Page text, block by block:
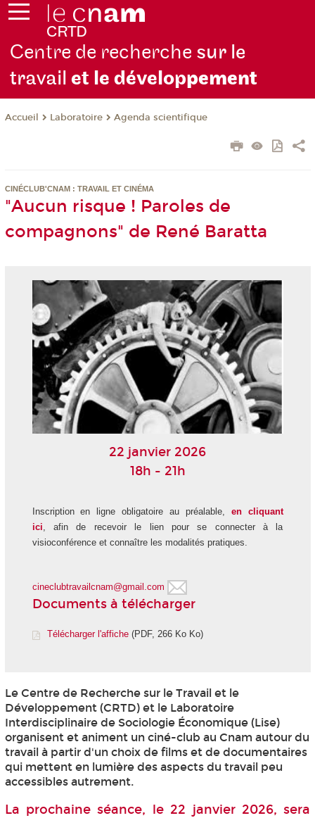
Centre de recherche sur le
travailet le développement
Accueil Laboratoire Agenda scientifique
CINÉCLUB'CNAM : TRAVAIL ET CINÉMA
"Aucun risque ! Paroles de
compagnons" de René Baratta
22 janvier 2026
18h - 21h
Inscription en ligne obligatoire au préalable, en cliquant
ici, afin de recevoir le lien pour se connecter à la
visioconférence et connaître les modalités pratiques.
cineclubtravailcnam@gmail.com
Documents à télécharger
Télécharger l'affiche (PDF, 266 Ko Ko)
Le Centre de Recherche sur le Travail et le
Développement (CRTD) et le Laboratoire
Interdisciplinaire de Sociologie Économique (Lise)
organisent et animent un ciné-club au Cnam autour du
travail à partir d'un choix de films et de documentaires
qui mettent en lumière des aspects du travail peu
accessibles autrement.
La prochaine séance, le 22 janvier 2026, sera